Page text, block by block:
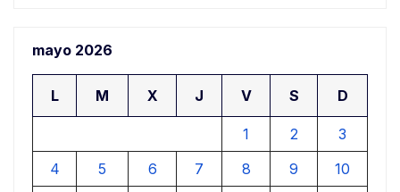
mayo 2026
L M X J V S D
1 2
3
4
5 6 7 8 9
10